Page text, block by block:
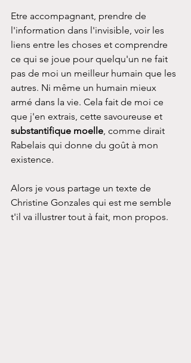
Etre accompagnant, prendre de
l'information dans l'invisible, voir les
liens entre les choses et comprendre
ce qui se joue pour quelqu'un ne fait
pas de moi un meilleur humain que les
autres. Ni même un humain mieux
armé dans la vie. Cela fait de moi ce
que j'en extrais, cette savoureuse et
substantifique moelle , comme dirait
Rabelais qui donne du goût à mon
existence.
Alors je vous partage un texte de
Christine Gonzales qui est me semble
t'il va illustrer tout à fait, mon propos.